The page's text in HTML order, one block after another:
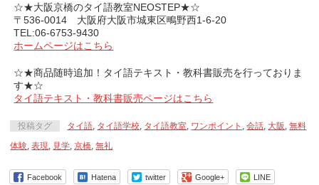
☆★大阪京橋のタイ語教室NEOSTEP★☆
〒536-0014 大阪府大阪市城東区鴫野西1-6-20
TEL:06-6753-9430
ホームページはこちら
☆★商品随時追加！タイ語テキスト・教科書販売を行っておりま
す★☆
タイ語テキスト・教科書販売ページはこちら
投稿タグ タイ語 タイ語学校 タイ語教室 ワンポイント ,会話 大阪 ,無料
体験 ,表現 見学 ,京橋 ,無礼
Facebook Hatena twitter Google+ LINE